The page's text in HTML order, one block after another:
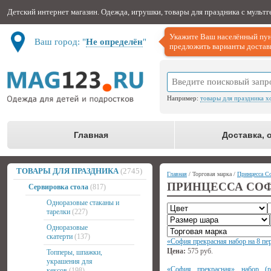
Детский интернет магазин. Одежда, игрушки, товары для праздника с
Ваш город: "Не определён"
Укажите Ваш населённый
предложить варианты
Например: товары для праздника
Главная Доставка,
ТОВАРЫ ДЛЯ ПРАЗДНИКА (2745)
Сервировка стола (817)
Одноразовые стаканы и
тарелки (227)
Одноразовые
скатерти (137)
Топперы, шпажки,
украшения для
Главная / Торговая марка / Принцесса
ПРИНЦЕССА
«София прекрасная набор на 8
Цена: 575 руб.
«София прекрасная» набор